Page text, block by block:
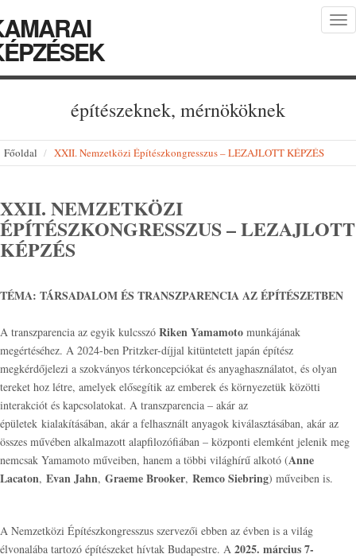
építészeknek, mérnököknek
Főoldal XXII. Nemzetközi Építészkongresszus – LEZAJLOTT KÉPZÉS
XXII. NEMZETKÖZI
ÉPÍTÉSZKONGRESSZUS – LEZAJLOTT
KÉPZÉS
TÉMA: TÁRSADALOM ÉS TRANSZPARENCIA AZ ÉPÍTÉSZETBEN
A transzparencia az egyik kulcsszó Riken Yamamoto munkájának
megértéséhez. A 2024-ben Pritzker-díjjal kitüntetett japán építész
megkérdőjelezi a szokványos térkoncepciókat és anyaghasználatot, és olyan
tereket hoz létre, amelyek elősegítik az emberek és környezetük közötti
interakciót és kapcsolatokat. A transzparencia – akár az
épületek kialakításában, akár a felhasznált anyagok kiválasztásában, akár az
összes művében alkalmazott alapfilozófiában – központi elemként jelenik meg
nemcsak Yamamoto műveiben, hanem a többi világhírű alkotó (Anne
Lacaton, Evan Jahn, Graeme Brooker, Remco Siebring) műveiben is.
A Nemzetközi Építészkongresszus szervezői ebben az évben is a világ
élvonalába tartozó építészeket hívtak Budapestre. A 2025. március 7-